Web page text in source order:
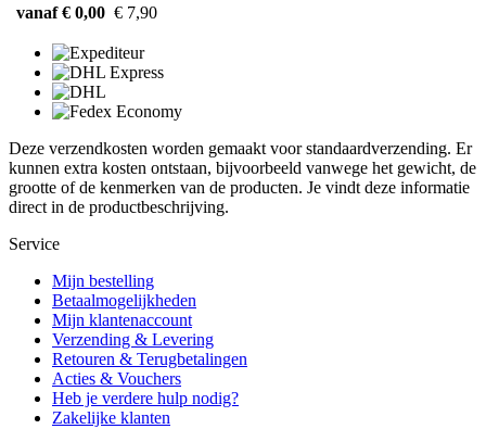
vanaf € 0,00 € 7,90
Deze verzendkosten worden gemaakt voor standaardverzending. Er
kunnen extra kosten ontstaan, bijvoorbeeld vanwege het gewicht, de
grootte of de kenmerken van de producten. Je vindt deze informatie
direct in de productbeschrijving.
Service
Mijn bestelling
Betaalmogelijkheden
Mijn klantenaccount
Verzending & Levering
Retouren & Terugbetalingen
Acties & Vouchers
Heb je verdere hulp nodig?
Zakelijke klanten